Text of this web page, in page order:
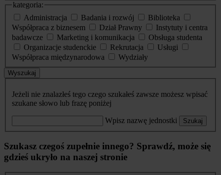
kategoria:
Administracja
Badania i rozwój
Biblioteka
Współpraca z biznesem
Dział Prawny
Instytuty i centra
badawcze
Marketing i komunikacja
Obsługa studenta
Organizacje studenckie
Rekrutacja
Usługi
Współpraca międzynarodowa
Wydziały
Wyszukaj
Jeżeli nie znalazłeś tego czego szukałeś zawsze możesz wpisać
szukane słowo lub frazę poniżej
Wpisz nazwę jednostki Szukaj
Szukasz czegoś zupełnie innego? Sprawdź, może się
gdzieś ukryło na naszej stronie